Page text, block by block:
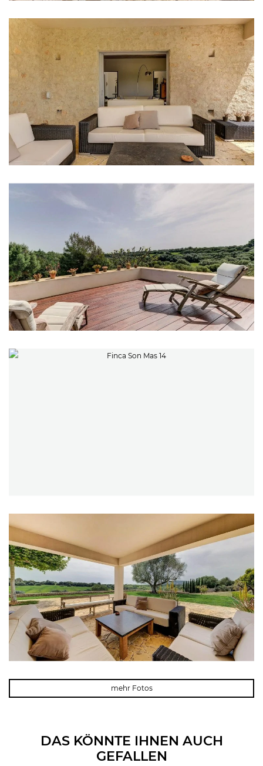
mehr Fotos
DAS KÖNNTE IHNEN AUCH
GEFALLEN